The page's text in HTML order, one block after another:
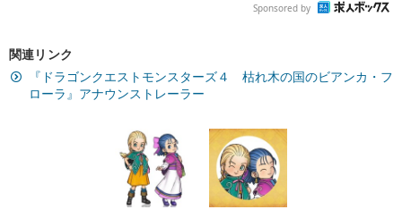
Sponsored by
関連リンク
『ドラゴンクエストモンスターズ４ 枯れ木の国のビアンカ・フ
ローラ』アナウンストレーラー